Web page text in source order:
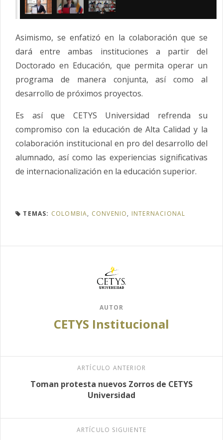
Asimismo, se enfatizó en la colaboración que se
dará entre ambas instituciones a partir del
Doctorado en Educación, que permita operar un
programa de manera conjunta, así como al
desarrollo de próximos proyectos.
Es así que CETYS Universidad refrenda su
compromiso con la educación de Alta Calidad y la
colaboración institucional en pro del desarrollo del
alumnado, así como las experiencias significativas
de internacionalización en la educación superior.
TEMAS: COLOMBIA, CONVENIO, INTERNACIONAL
AUTOR
CETYS Institucional
ARTÍCULO ANTERIOR
Toman protesta nuevos Zorros de CETYS
Universidad
ARTÍCULO SIGUIENTE